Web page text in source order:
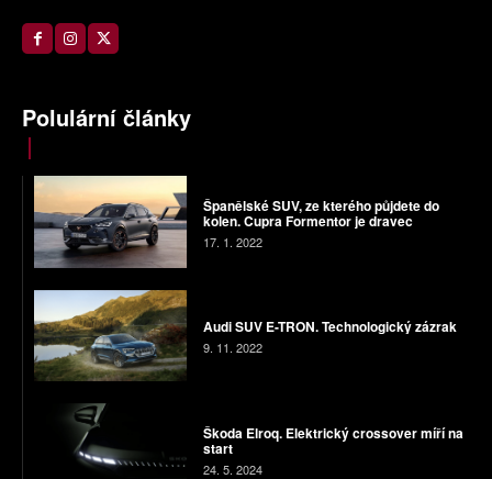
Polulární články
Španělské SUV, ze kterého půjdete do
kolen. Cupra Formentor je dravec
17. 1. 2022
Audi SUV E-TRON. Technologický zázrak
9. 11. 2022
Škoda Elroq. Elektrický crossover míří na
start
24. 5. 2024